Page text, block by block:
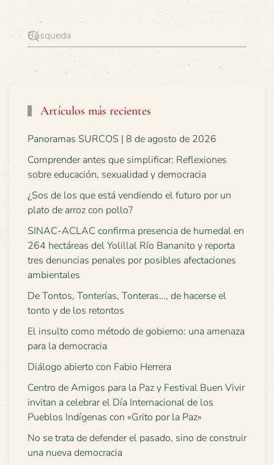
Artículos más recientes
Panoramas SURCOS | 8 de agosto de 2026
Comprender antes que simplificar: Reflexiones
sobre educación, sexualidad y democracia
¿Sos de los que está vendiendo el futuro por un
plato de arroz con pollo?
SINAC-ACLAC confirma presencia de humedal en
264 hectáreas del Yolillal Río Bananito y reporta
tres denuncias penales por posibles afectaciones
ambientales
De Tontos, Tonterías, Tonteras…, de hacerse el
tonto y de los retontos
El insulto como método de gobierno: una amenaza
para la democracia
Diálogo abierto con Fabio Herrera
Centro de Amigos para la Paz y Festival Buen Vivir
invitan a celebrar el Día Internacional de los
Pueblos Indígenas con «Grito por la Paz»
No se trata de defender el pasado, sino de construir
una nueva democracia